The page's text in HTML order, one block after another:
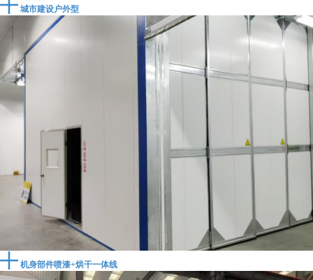
城市建设户外型
机身部件喷漆+烘干一体线